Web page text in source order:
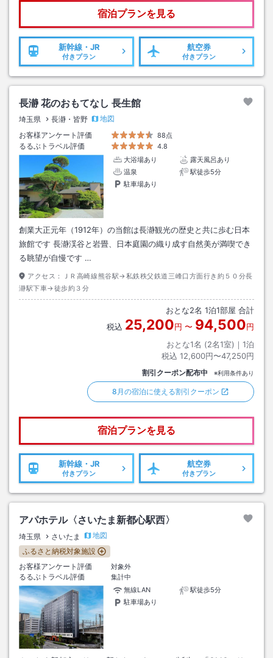
宿泊プランを見る
新幹線・JR
付きプラン
航空券
付きプラン
長瀞 花のおもてなし 長生館
埼玉県 長瀞・皆野
地図
お客様アンケート評価
88点
るるぶトラベル評価
4.8
大浴場あり
露天風呂あり
温泉
駅徒歩5分
駐車場あり
創業大正元年（1912年）の当館は長瀞観光の歴史と共に歩む日本
旅館です 長瀞渓谷と岩畳、日本庭園の織り成す自然美が満喫でき
る眺望が自慢です …
アクセス：
ＪＲ高崎線熊谷駅→私鉄秩父鉄道三峰口方面行き約５０分長
瀞駅下車→徒歩約３分
おとな2名 1泊1部屋 合計
税込 25,200円 〜 94,500円
おとな1名 (2名1室)｜ 1泊
税込 12,600円〜47,250円
割引クーポン配布中 ※利用条件あり
8月の宿泊に使える割引クーポン
宿泊プランを見る
新幹線・JR
付きプラン
航空券
付きプラン
アパホテル〈さいたま新都心駅西〉
埼玉県 さいたま
地図
ふるさと納税対象施設
お客様アンケート評価
対象外
るるぶトラベル評価
集計中
無線LAN
駅徒歩5分
駐車場あり